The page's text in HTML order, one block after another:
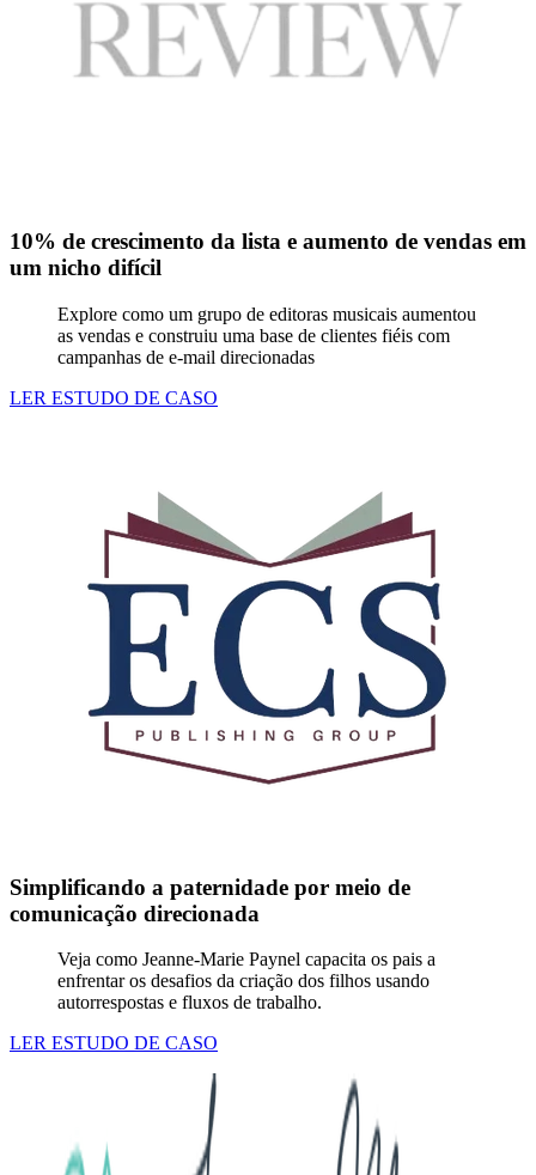
10% de crescimento da lista e aumento de vendas em
um nicho difícil
Explore como um grupo de editoras musicais aumentou
as vendas e construiu uma base de clientes fiéis com
campanhas de e-mail direcionadas
LER ESTUDO DE CASO
Simplificando a paternidade por meio de
comunicação direcionada
Veja como Jeanne-Marie Paynel capacita os pais a
enfrentar os desafios da criação dos filhos usando
autorrespostas e fluxos de trabalho.
LER ESTUDO DE CASO